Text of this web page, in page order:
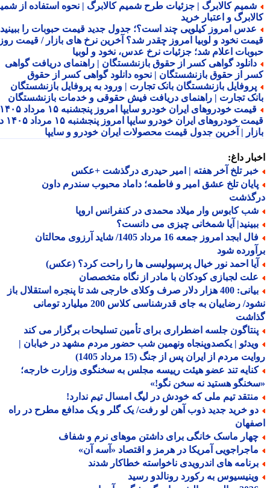
کالابرگ | جزئیات طرح شمیم کالابرگ | نحوه استفاده از شمیم
و اعتبار خرید
امروز کیلویی چند است؟؛ جدول جدید قیمت حبوبات را ببینید /
نخود و لوبیا امروز چقدر شد؟ آخرین نرخ های بازار / قیمت روز
اعلام شد؛ جزئیات نرخ عدس، نخود و لوبیا
گواهی کسر از حقوق بازنشستگان | راهنمای دریافت گواهی
از حقوق بازنشستگان | نحوه دانلود گواهی کسر از حقوق
بازنشستگان بانک تجارت | ورود به پروفایل بازنشستگان
تجارت | راهنمای دریافت فیش حقوقی و خدمات بازنشستگان
قیمت خودروهای ایران خودرو سایپا امروز پنجشنبه ۱۵ مرداد ۱۴۰۵ |
قیمت خودروهای ایران خودرو سایپا امروز پنجشنبه ۱۵ مرداد ۱۴۰۵ در
| آخرین جدول قیمت محصولات ایران خودرو و سایپا
داغ:
تلخ آخر هفته | امیر حیدری درگذشت +عکس
تلخ عشق امیر و فاطمه؛ داماد محبوب سندرم داون
کابوس وار میلاد محمدی در کنفرانس اروپا
آیا شمخانی چیزی می دانست؟
فال ابجد امروز جمعه 16 مرداد 1405/ شاید آرزوی محالتان
شود
احمد نور خیال پرسپولیسی ها را راحت کرد؟ (عکس)
لجبازی کودکان با مادر از نگاه متخصصان
بیانی: 400 هزار دلار صرف وکلای خارجی شد تا پنجره استقلال باز
نشود/ رضاییان به جای قدرشناسی کلاس 200 میلیارد تومانی
جلسه اضطراری برای تأمین تسلیحات برگزار می کند
| یکصدوپنجاه ونهمین شب حضور مردم مشهد در خیابان |
مردم از ایران پس از جنگ (15 مرداد 1405)
تند عضو هیئت رییسه مجلس به سخنگوی وزارت خارجه؛
هستید نه سخن نگو!»
تیم ملی که خودش در لیگ امسال تیم ندارد!
خرید جدید ذوب آهن لو رفت/ یک گلر و یک مدافع مطرح در راه
ماسک خانگی برای داشتن موهای نرم و شفاف
آمریکا در هرمز و اقتصاد «آسه آن»
های اندرویدی ناخواسته خطاکار شدند
به رکورد رونالدو رسید